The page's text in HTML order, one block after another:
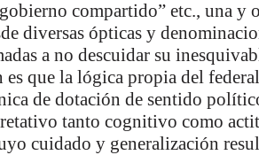
compartido” etc., una y
diversas ópticas y
a no descuidar su
es que la lógica propia del
de dotación de sentido
tanto cognitivo como
cuidado y generalización